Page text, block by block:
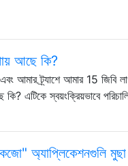
আছে কি?
আমার ট্র্যাশে আমার 15 জিবি
এটিকে স্বয়ংক্রিয়ভাবে
অ্যাপ্লিকেশনগুলি